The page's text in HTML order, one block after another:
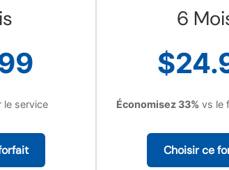
le service
6
Économisez 33%vs le
Choisir ce